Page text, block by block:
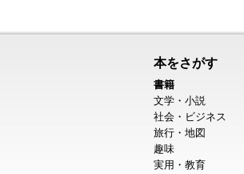
本をさがす
書籍
文学・小説
社会・ビジネス
旅行・地図
趣味
実用・教育